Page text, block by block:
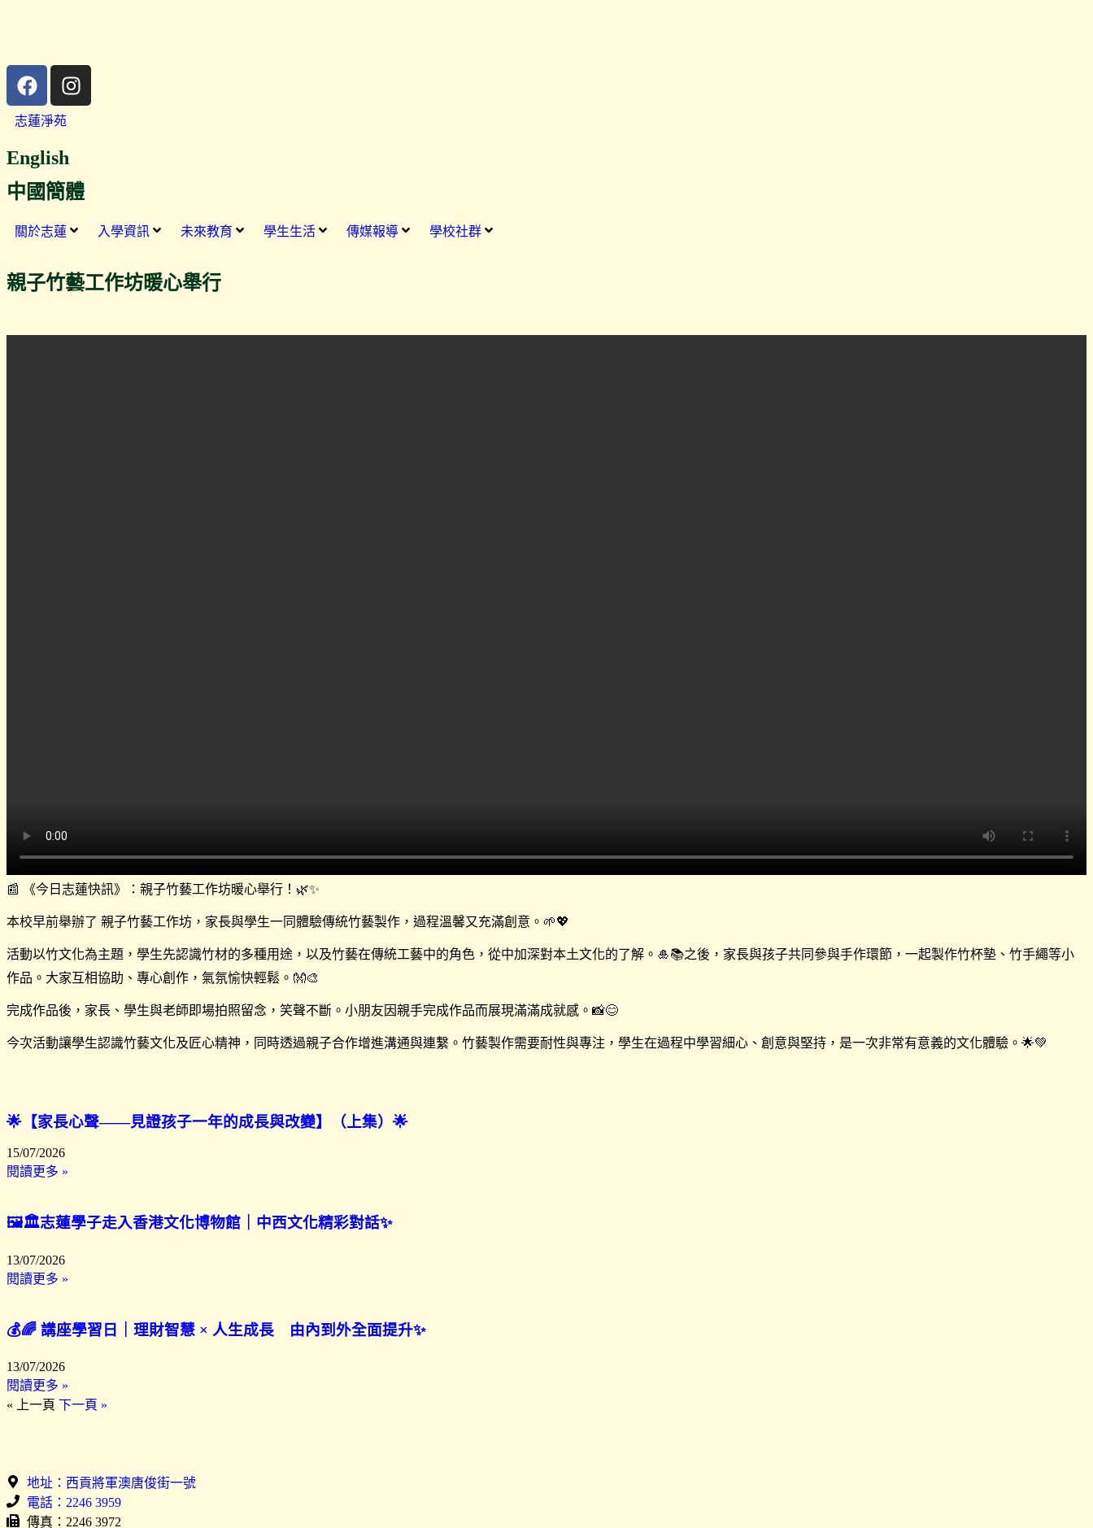
志蓮淨苑
English
中國簡體
關於志蓮 入學資訊 未來教育 學生生活 傳媒報導 學校社群
親子竹藝工作坊暖心舉行
📰 《今日志蓮快訊》：親子竹藝工作坊暖心舉行！🌿✨
本校早前舉辦了 親子竹藝工作坊，家長與學生一同體驗傳統竹藝製作，過程溫馨又充滿創意。🌱💖
活動以竹文化為主題，學生先認識竹材的多種用途，以及竹藝在傳統工藝中的角色，從中加深對本土文化的了解。🎍📚之後，家長與孩子共同參與手作環節，一起製作竹杯墊、竹手繩等小
作品。大家互相協助、專心創作，氣氛愉快輕鬆。👐🎨
完成作品後，家長、學生與老師即場拍照留念，笑聲不斷。小朋友因親手完成作品而展現滿滿成就感。📸😊
今次活動讓學生認識竹藝文化及匠心精神，同時透過親子合作增進溝通與連繫。竹藝製作需要耐性與專注，學生在過程中學習細心、創意與堅持，是一次非常有意義的文化體驗。🌟💚
🌟【家長心聲——見證孩子一年的成長與改變】（上集）🌟
15/07/2026
閱讀更多 »
🖼️🏛️志蓮學子走入香港文化博物館｜中西文化精彩對話✨
13/07/2026
閱讀更多 »
💰🌈 講座學習日｜理財智慧 × 人生成長 由內到外全面提升✨
13/07/2026
閱讀更多 »
« 上一頁 下一頁 »
地址：西貢將軍澳唐俊街一號
電話：2246 3959
傳真：2246 3972